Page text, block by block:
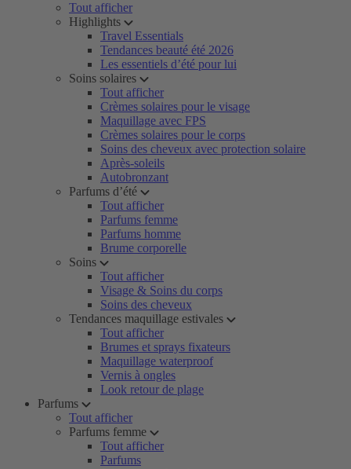
Tout afficher
Highlights
Travel Essentials
Tendances beauté été 2026
Les essentiels d’été pour lui
Soins solaires
Tout afficher
Crèmes solaires pour le visage
Maquillage avec FPS
Crèmes solaires pour le corps
Soins des cheveux avec protection solaire
Après-soleils
Autobronzant
Parfums d’été
Tout afficher
Parfums femme
Parfums homme
Brume corporelle
Soins
Tout afficher
Visage & Soins du corps
Soins des cheveux
Tendances maquillage estivales
Tout afficher
Brumes et sprays fixateurs
Maquillage waterproof
Vernis à ongles
Look retour de plage
Parfums
Tout afficher
Parfums femme
Tout afficher
Parfums